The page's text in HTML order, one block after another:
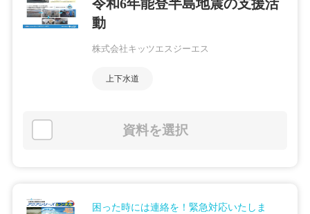
令和6年能登半島地震の支援活
動
株式会社キッツエスジーエス
上下水道
資料を選択
困った時には連絡を！緊急対応いたしま